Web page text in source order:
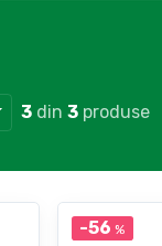
3 din 3 produse
-56 %